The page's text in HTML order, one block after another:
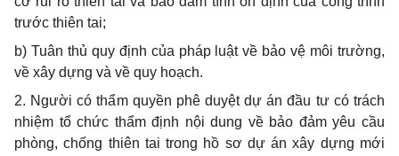
trước thiên tai;
b) Tuân thủ quy định của pháp luật về bảo vệ môi trường,
về xây dựng và về quy hoạch.
2. Người có thẩm quyền phê duyệt dự án đầu tư có trách
nhiệm tổ chức thẩm định nội dung về bảo đảm yêu cầu
phòng, chống thiên tai trong hồ sơ dự án xây dựng mới